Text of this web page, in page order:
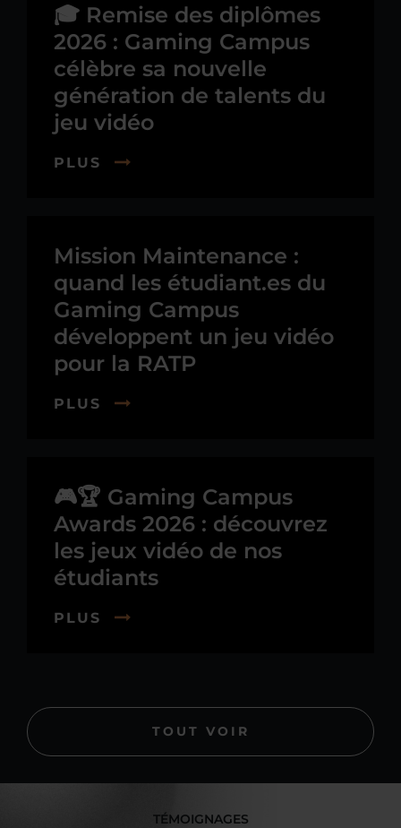
🎓 Remise des diplômes
2026 : Gaming Campus
célèbre sa nouvelle
génération de talents du
jeu vidéo
PLUS
Mission Maintenance :
quand les étudiant.es du
Gaming Campus
développent un jeu vidéo
pour la RATP
PLUS
🎮🏆 Gaming Campus
Awards 2026 : découvrez
les jeux vidéo de nos
étudiants
PLUS
TOUT VOIR
TÉMOIGNAGES